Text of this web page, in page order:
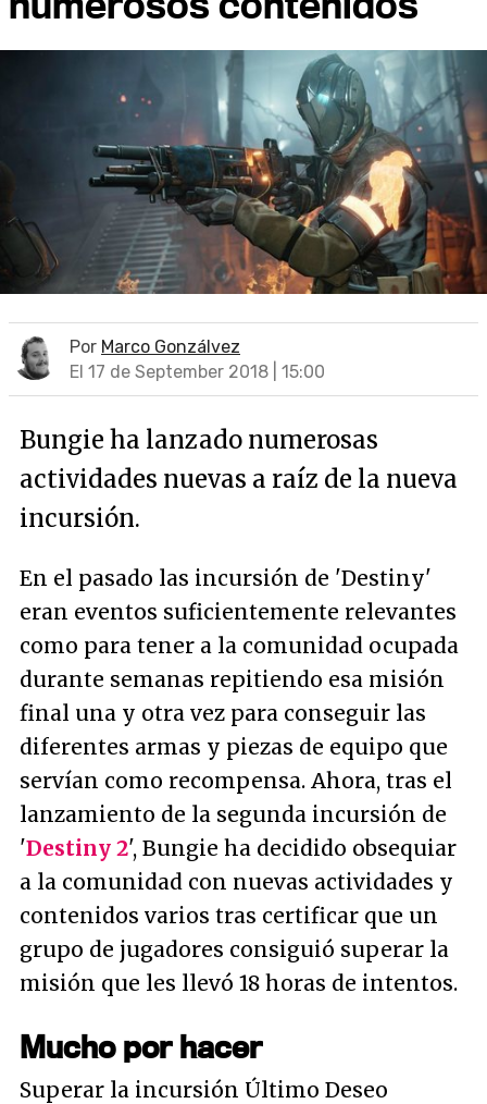
Por Marco Gonzálvez
El 17 de September 2018 | 15:00
Bungie ha lanzado numerosas
actividades nuevas a raíz de la nueva
incursión.
En el pasado las incursión de 'Destiny'
eran eventos suficientemente relevantes
como para tener a la comunidad ocupada
durante semanas repitiendo esa misión
final una y otra vez para conseguir las
diferentes armas y piezas de equipo que
servían como recompensa. Ahora, tras el
lanzamiento de la segunda incursión de
'Destiny 2', Bungie ha decidido obsequiar
a la comunidad con nuevas actividades y
contenidos varios tras certificar que un
grupo de jugadores consiguió superar la
misión que les llevó 18 horas de intentos.
Mucho por hacer
Superar la incursión Último Deseo